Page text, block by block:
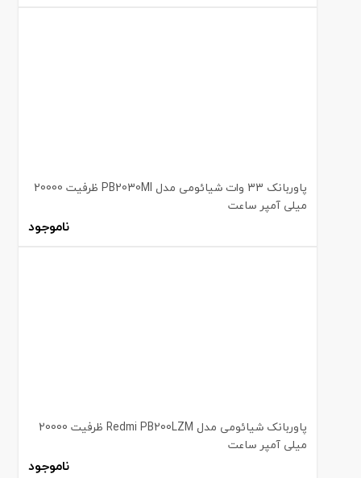
پاوربانک 33 وات شیائومی مدل PB2030MI ظرفیت 20000
میلی آمپر ساعت
ناموجود
پاوربانک شیائومی مدل Redmi PB200LZM ظرفیت 20000
میلی آمپر ساعت
ناموجود